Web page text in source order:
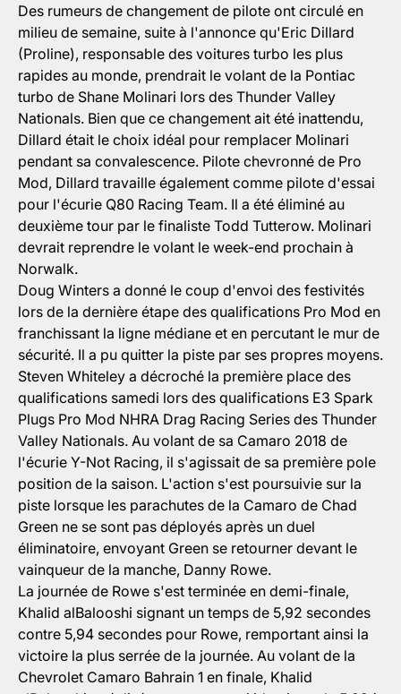
Des rumeurs de changement de pilote ont circulé en
milieu de semaine, suite à l'annonce qu'Eric Dillard
(Proline), responsable des voitures turbo les plus
rapides au monde, prendrait le volant de la Pontiac
turbo de Shane Molinari lors des Thunder Valley
Nationals. Bien que ce changement ait été inattendu,
Dillard était le choix idéal pour remplacer Molinari
pendant sa convalescence. Pilote chevronné de Pro
Mod, Dillard travaille également comme pilote d'essai
pour l'écurie Q80 Racing Team. Il a été éliminé au
deuxième tour par le finaliste Todd Tutterow. Molinari
devrait reprendre le volant le week-end prochain à
Norwalk.
Doug Winters a donné le coup d'envoi des festivités
lors de la dernière étape des qualifications Pro Mod en
franchissant la ligne médiane et en percutant le mur de
sécurité. Il a pu quitter la piste par ses propres moyens.
Steven Whiteley a décroché la première place des
qualifications samedi lors des qualifications E3 Spark
Plugs Pro Mod NHRA Drag Racing Series des Thunder
Valley Nationals. Au volant de sa Camaro 2018 de
l'écurie Y-Not Racing, il s'agissait de sa première pole
position de la saison. L'action s'est poursuivie sur la
piste lorsque les parachutes de la Camaro de Chad
Green ne se sont pas déployés après un duel
éliminatoire, envoyant Green se retourner devant le
vainqueur de la manche, Danny Rowe.
La journée de Rowe s'est terminée en demi-finale,
Khalid alBalooshi signant un temps de 5,92 secondes
contre 5,94 secondes pour Rowe, remportant ainsi la
victoire la plus serrée de la journée. Au volant de la
Chevrolet Camaro Bahrain 1 en finale, Khalid